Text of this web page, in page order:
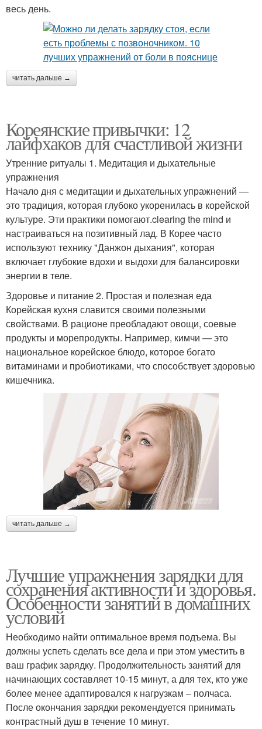
весь день.
читать дальше →
Кореянские привычки: 12
лайфхаков для счастливой жизни
Утренние ритуалы 1. Медитация и дыхательные
упражнения
Начало дня с медитации и дыхательных упражнений —
это традиция, которая глубоко укоренилась в корейской
культуре. Эти практики помогают.clearing the mind и
настраиваться на позитивный лад. В Корее часто
используют технику "Данжон дыхания", которая
включает глубокие вдохи и выдохи для балансировки
энергии в теле.
Здоровье и питание 2. Простая и полезная еда
Корейская кухня славится своими полезными
свойствами. В рационе преобладают овощи, соевые
продукты и морепродукты. Например, кимчи — это
национальное корейское блюдо, которое богато
витаминами и пробиотиками, что способствует здоровью
кишечника.
читать дальше →
Лучшие упражнения зарядки для
сохранения активности и здоровья.
Особенности занятий в домашних
условий
Необходимо найти оптимальное время подъема. Вы
должны успеть сделать все дела и при этом уместить в
ваш график зарядку. Продолжительность занятий для
начинающих составляет 10-15 минут, а для тех, кто уже
более менее адаптировался к нагрузкам – полчаса.
После окончания зарядки рекомендуется принимать
контрастный душ в течение 10 минут.